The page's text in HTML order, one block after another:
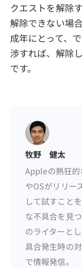
クエストを解除
解除できない場
成年にとって、
渉すれば、解除
です。
牧野 健太
Appleの熱狂
やOSがリリー
して試すこと
な不具合を見
のライターと
具合発生時の
で情報発信。